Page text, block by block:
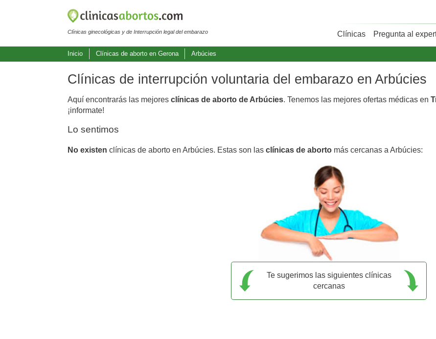
Clínicas ginecológicas y de Interrupción legal del embarazo Clínicas Pregunta al
Inicio Clínicas de aborto en Gerona Arbúcies
Clínicas de interrupción voluntaria del embarazo en Arbúcies
Aquí encontrarás las mejores clínicas de aborto de Arbúcies. Tenemos las mejores ofertas médicas en
¡informate!
Lo sentimos
No existen clínicas de aborto en Arbúcies. Estas son las clínicas de aborto más cercanas a Arbúcies:
Te sugerimos las siguientes clínicas
cercanas